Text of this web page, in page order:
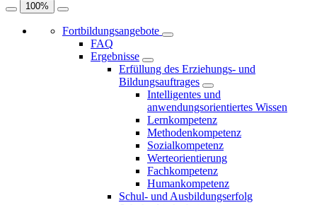
100%
Fortbildungsangebote
FAQ
Ergebnisse
Erfüllung des Erziehungs- und
Bildungsauftrages
Intelligentes und
anwendungsorientiertes Wissen
Lernkompetenz
Methodenkompetenz
Sozialkompetenz
Werteorientierung
Fachkompetenz
Humankompetenz
Schul- und Ausbildungserfolg